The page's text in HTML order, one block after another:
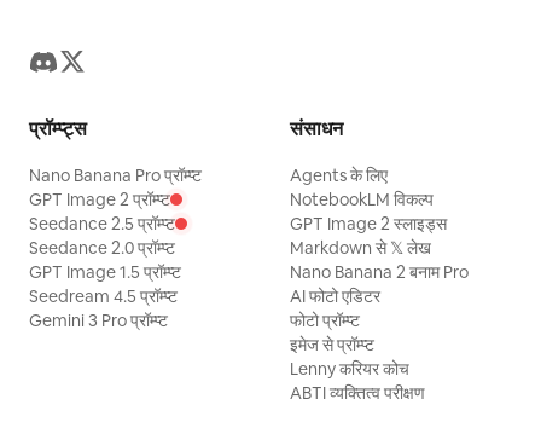
प्रॉम्प्ट्स
Nano Banana Pro प्रॉम्प्ट
GPT Image 2 प्रॉम्प्ट
Seedance 2.5 प्रॉम्प्ट
Seedance 2.0 प्रॉम्प्ट
GPT Image 1.5 प्रॉम्प्ट
Seedream 4.5 प्रॉम्प्ट
Gemini 3 Pro प्रॉम्प्ट
संसाधन
Agents के लिए
NotebookLM विकल्प
GPT Image 2 स्लाइड्स
Markdown से 𝕏 लेख
Nano Banana 2 बनाम Pro
AI फोटो एडिटर
फोटो प्रॉम्प्ट
इमेज से प्रॉम्प्ट
Lenny करियर कोच
ABTI व्यक्तित्व परीक्षण